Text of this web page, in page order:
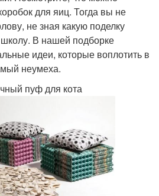
для яиц. Тогда вы не
не зная какую поделку
В нашей подборке
идеи, которые воплотить в
неумеха.
пуф для кота